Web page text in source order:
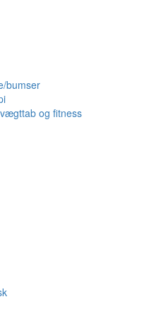
bumser
og fitness